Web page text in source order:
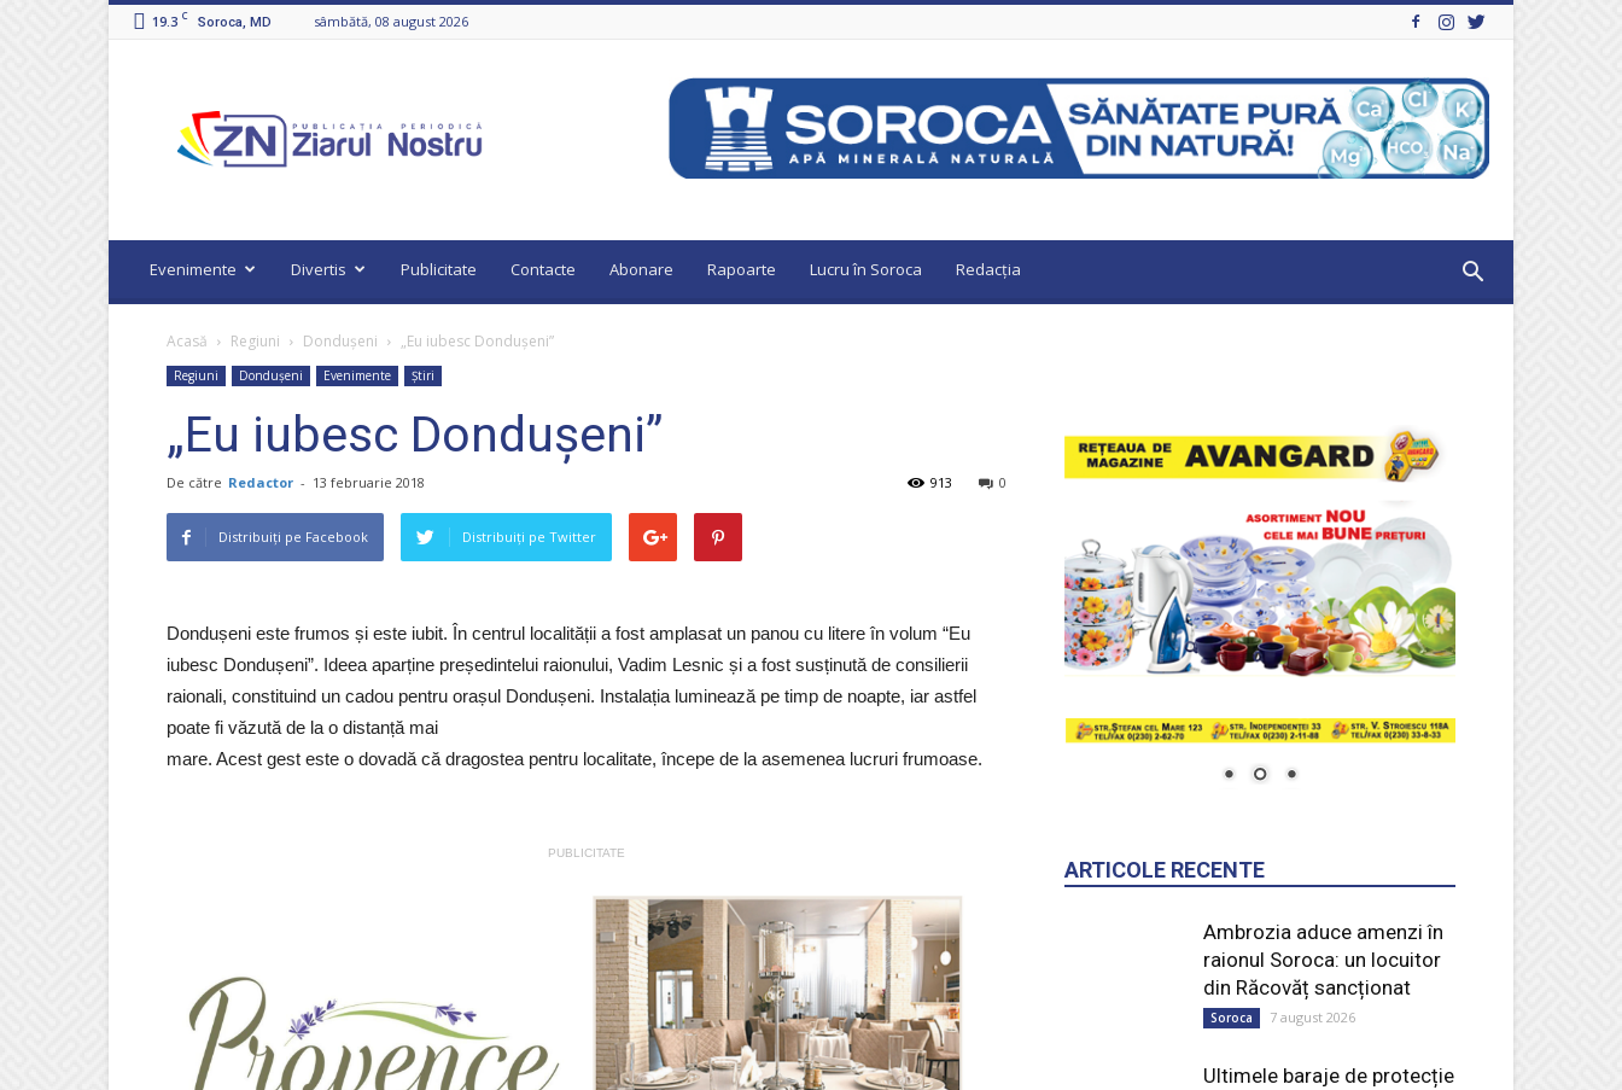
19.3 C Soroca, MD sâmbătă, 08 august 2026
Nostru
Evenimente Divertis Publicitate Contacte Abonare Rapoarte Lucru în Soroca Redacția
Acasă Regiuni Dondușeni „Eu iubesc Dondușeni”
Regiuni Dondușeni Evenimente Știri
„Eu iubesc Dondușeni”
De către Redactor - 13 februarie 2018 0
913
Distribuiți pe Facebook Distribuiți pe Twitter
Dondușeni este frumos și este iubit. În centrul localității a fost amplasat un panou cu litere în volum “Eu
iubesc Dondușeni”. Ideea aparține președintelui raionului, Vadim Lesnic și a fost susținută de consilierii
raionali, constituind un cadou pentru orașul Dondușeni. Instalația luminează pe timp de noapte, iar astfel
poate fi văzută de la o distanță mai
mare. Acest gest este o dovadă că dragostea pentru localitate, începe de la asemenea lucruri frumoase.
PUBLICITATE
ARTICOLE RECENTE
Ambrozia aduce amenzi în
raionul Soroca: un locuitor
din Răcovăț sancționat
Soroca 7 august 2026
Ultimele baraje de protecție